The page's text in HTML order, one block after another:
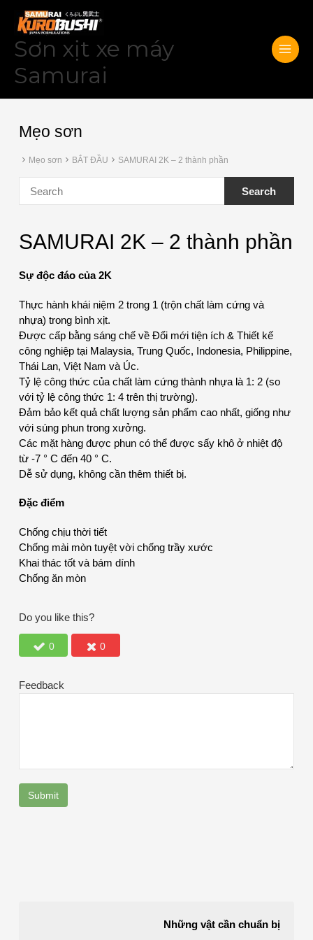
content
Sơn xịt xe máy
Samurai
Mẹo sơn
Mẹo sơn BẮT ĐẦU SAMURAI 2K – 2 thành phần
SAMURAI 2K – 2 thành phần
Sự độc đáo của 2K
Thực hành khái niệm 2 trong 1 (trộn chất làm cứng và
nhựa) trong bình xịt.
Được cấp bằng sáng chế về Đổi mới tiện ích & Thiết kế
công nghiệp tại Malaysia, Trung Quốc, Indonesia, Philippine,
Thái Lan, Việt Nam và Úc.
Tỷ lệ công thức của chất làm cứng thành nhựa là 1: 2 (so
với tỷ lệ công thức 1: 4 trên thị trường).
Đảm bảo kết quả chất lượng sản phẩm cao nhất, giống như
với súng phun trong xưởng.
Các mặt hàng được phun có thể được sấy khô ở nhiệt độ
từ -7 ° C đến 40 ° C.
Dễ sử dụng, không cần thêm thiết bị.
Đặc điểm
Chống chịu thời tiết
Chống mài mòn tuyệt vời chống trầy xước
Khai thác tốt và bám dính
Chống ăn mòn
Do you like this?
0 0
Feedback
Submit
Những vật cần chuẩn bị